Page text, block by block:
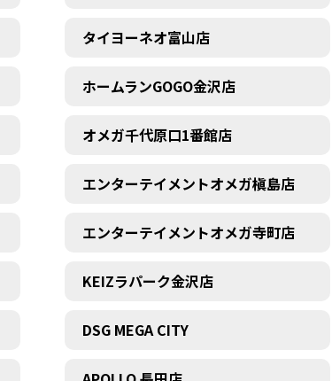
タイヨーネオ富山店
ホームランGOGO金沢店
オメガ千代原口1番館店
エンターテイメントオメガ槇島店
エンターテイメントオメガ寺町店
KEIZラパーク金沢店
DSG MEGA CITY